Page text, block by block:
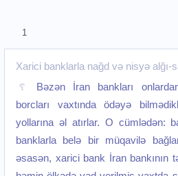
1
Xarici banklarla nağd və nisyə alğı-
Bəzən İran bankları
borcları vaxtında ödəyə
yollarına əl atırlar. O cümlədən:
banklarla belə bir müqavilə
əsasən, xarici bank İran bankının